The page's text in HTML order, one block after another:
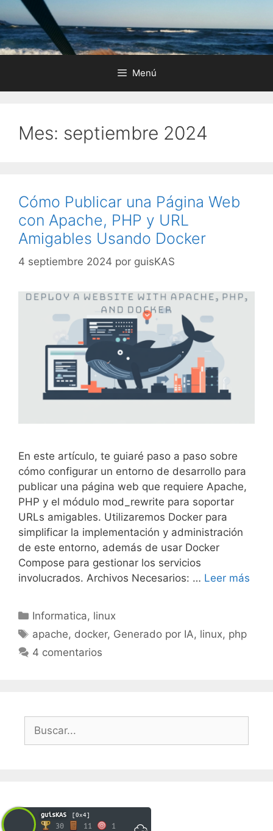
Saltar
al
contenido
Menú
Mes: septiembre 2024
Cómo Publicar una Página Web
con Apache, PHP y URL
Amigables Usando Docker
4 septiembre 2024 por guisKAS
En este artículo, te guiaré paso a paso sobre
cómo configurar un entorno de desarrollo para
publicar una página web que requiere Apache,
PHP y el módulo mod_rewrite para soportar
URLs amigables. Utilizaremos Docker para
simplificar la implementación y administración
de este entorno, además de usar Docker
Compose para gestionar los servicios
involucrados. Archivos Necesarios: … Leer más
Categorías
Informatica, linux
Etiquetas
apache, docker, Generado por IA, linux, php
4 comentarios
Buscar:
guisKAS [0x4]
30 11 1